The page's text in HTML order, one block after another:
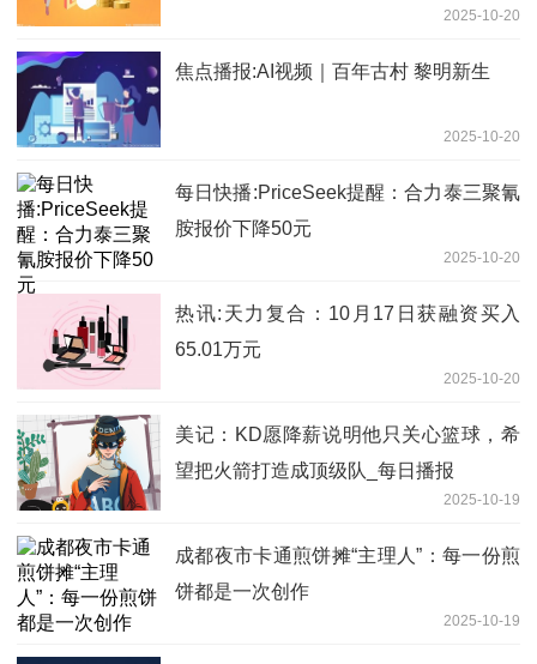
2025-10-20
焦点播报:AI视频｜百年古村 黎明新生
2025-10-20
每日快播:PriceSeek提醒：合力泰三聚氰
胺报价下降50元
2025-10-20
热讯:天力复合：10月17日获融资买入
65.01万元
2025-10-20
美记：KD愿降薪说明他只关心篮球，希
望把火箭打造成顶级队_每日播报
2025-10-19
成都夜市卡通煎饼摊“主理人”：每一份煎
饼都是一次创作
2025-10-19